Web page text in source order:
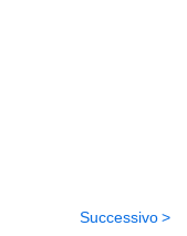
Successivo